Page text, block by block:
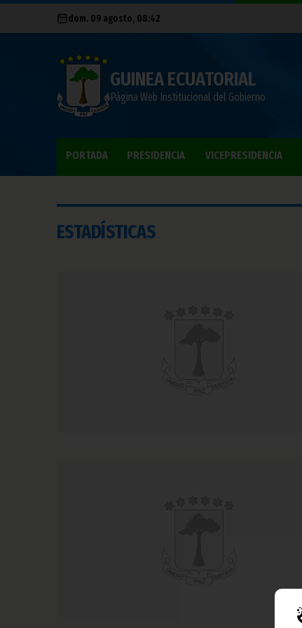
dom. 09 agosto, 08:42
GUINEA ECUATORIAL
Página Web Institucional del Gobierno
PORTADA PRESIDENCIA VICEPRESIDENCIA
ESTADÍSTICAS